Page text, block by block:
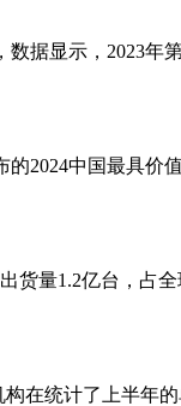
据显示，2023年
2024中国最具
货量1.2亿台，占
在统计了上半年